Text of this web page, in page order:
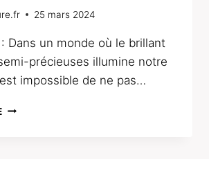
25 mars 2024
Dans un monde où le brillant
précieuses illumine notre
impossible de ne pas…
EXPLOREZ